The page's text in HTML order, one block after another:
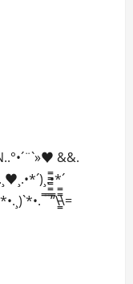
&&.
̿̿̿̿̿’̿’\̵͇̿̿\=